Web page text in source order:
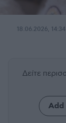
18.06.2026, 14:34
Δείτε
Add